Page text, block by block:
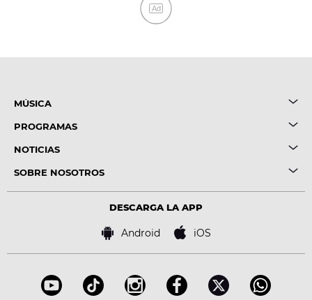
Ad
MÚSICA
PROGRAMAS
NOTICIAS
SOBRE NOSOTROS
DESCARGA LA APP
Android iOS